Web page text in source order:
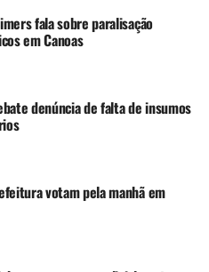
fala sobre paralisação
em Canoas
denúncia de falta de insumos
votam pela manhã em